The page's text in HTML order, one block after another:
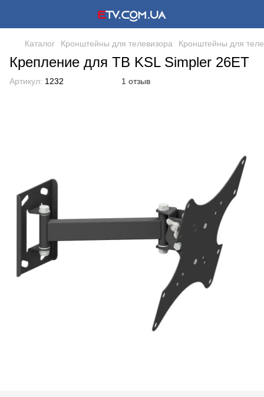
Каталог Кронштейны для телевизора Кронштейны для
Крепление для ТВ KSL Simpler 26ET
Артикул: 1232 1 отзыв